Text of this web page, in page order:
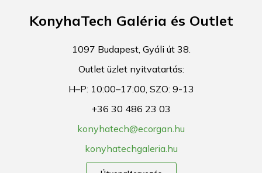
KonyhaTech Galéria és Outlet
1097 Budapest, Gyáli út 38.
Outlet üzlet nyitvatartás:
H–P: 10:00–17:00, SZO: 9-13
+36 30 486 23 03
konyhatech@ecorgan.hu
konyhatechgaleria.hu